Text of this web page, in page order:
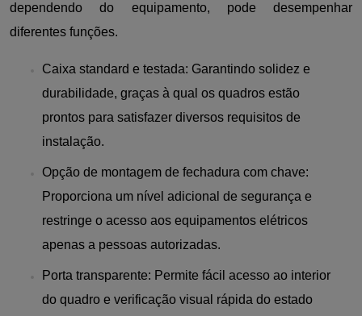
dependendo do equipamento, pode desempenhar
diferentes funções.
Caixa standard e testada: Garantindo solidez e
durabilidade, graças à qual os quadros estão
prontos para satisfazer diversos requisitos de
instalação.
Opção de montagem de fechadura com chave:
Proporciona um nível adicional de segurança e
restringe o acesso aos equipamentos elétricos
apenas a pessoas autorizadas.
Porta transparente: Permite fácil acesso ao interior
do quadro e verificação visual rápida do estado